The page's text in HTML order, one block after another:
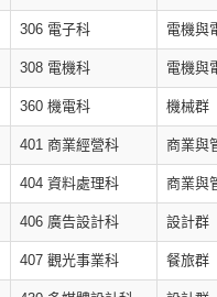
306 電子科 電機與
308 電機科 電機與
360 機電科 機械群
401 商業經營科 商業與
404 資料處理科 商業與
406 廣告設計科 設計群
407 觀光事業科 餐旅群